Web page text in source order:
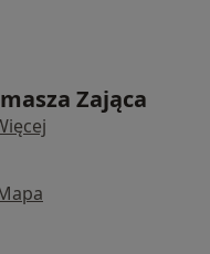
Zająca